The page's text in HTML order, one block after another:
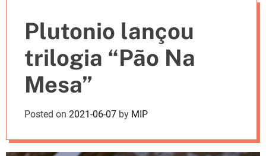
s
Plutonio lançou
trilogia “Pão Na
Mesa”
Posted on 2021-06-07 by MIP